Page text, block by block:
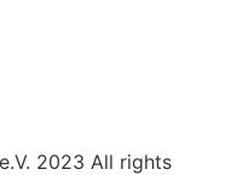
2023 All rights